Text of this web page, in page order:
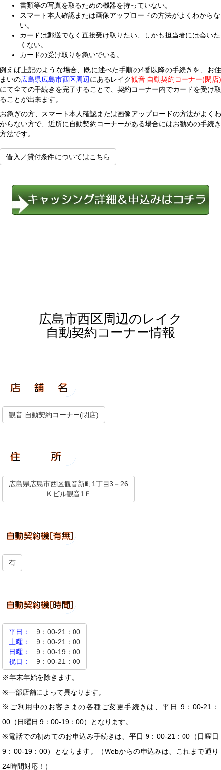
書類等の写真を取るための機器を持っていない。
スマート本人確認または画像アップロードの方法がよくわからな
い。
カードは郵送でなく直接受け取りたい、しかも担当者には会いた
くない。
カードの受け取りを急いでいる。
例えば上記のような場合、既に述べた手順の4番以降の手続きを、お住
まいの広島県広島市西区周辺にあるレイク観音 自動契約コーナー(閉店)
にて全ての手続きを完了することで、契約コーナー内でカードを受け取
ることが出来ます。
お急ぎの方、スマート本人確認または画像アップロードの方法がよくわ
からない方で、近所に自動契約コーナーがある場合にはお勧めの手続き
方法です。
借入／貸付条件についてはこちら
広島市西区周辺のレイク
自動契約コーナー情報
観音 自動契約コーナー(閉店)
広島県広島市西区観音新町1丁目3－26
Ｋビル観音1Ｆ
有
平日：
9：00-21：00
土曜：
9：00-21：00
日曜：
9：00-19：00
祝日：
9：00-21：00
※年末年始を除きます。
※一部店舗によって異なります。
※ご利用中のお客さまの各種ご変更手続きは、平日 9：00-21：
00（日曜日 9：00-19：00）となります。
※電話での初めてのお申込み手続きは、平日 9：00-21：00（日曜日
9：00-19：00）となります。（Webからの申込みは、これまで通り
24時間対応！）